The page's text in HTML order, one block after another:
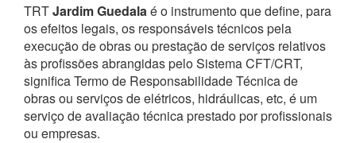
TRTJardim Guedalaé o instrumento que define, para
os efeitos legais, os responsáveis técnicos pela
execução de obras ou prestação de serviços relativos
às profissões abrangidas pelo Sistema CFT/CRT,
significa Termo de Responsabilidade Técnica de
obras ou serviços de elétricos, hidráulicas, etc, é um
serviço de avaliação técnica prestado por profissionais
ou empresas.